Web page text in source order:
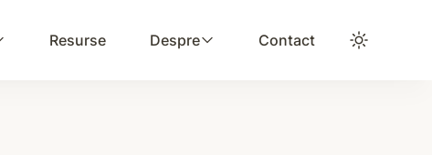
Resurse Despre Contact